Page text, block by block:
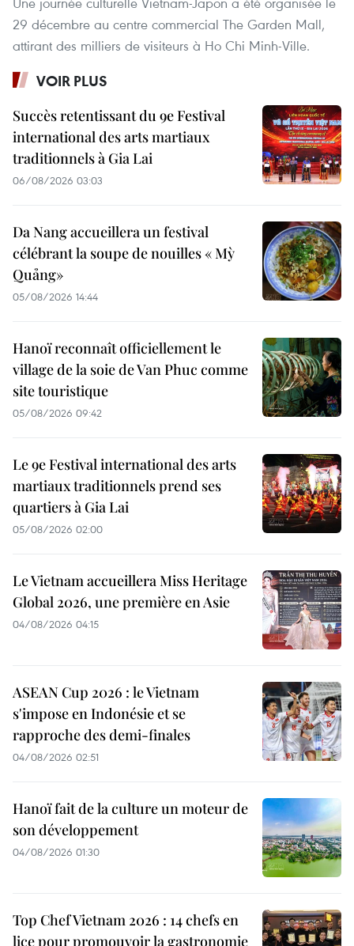
29 décembre au centre commercial The Garden Mall,
attirant des milliers de visiteurs à Ho Chi Minh-Ville.
VOIR PLUS
Succès retentissant du 9e Festival
international des arts martiaux
traditionnels à Gia Lai
06/08/2026 03:03
Da Nang accueillera un festival
célébrant la soupe de nouilles « Mỳ
Quảng»
05/08/2026 14:44
Hanoï reconnaît officiellement le
village de la soie de Van Phuc comme
site touristique
05/08/2026 09:42
Le 9e Festival international des arts
martiaux traditionnels prend ses
quartiers à Gia Lai
05/08/2026 02:00
Le Vietnam accueillera Miss Heritage
Global 2026, une première en Asie
04/08/2026 04:15
ASEAN Cup 2026 : le Vietnam
s'impose en Indonésie et se
rapproche des demi-finales
04/08/2026 02:51
Hanoï fait de la culture un moteur de
son développement
04/08/2026 01:30
Top Chef Vietnam 2026 : 14 chefs en
lice pour promouvoir la gastronomie